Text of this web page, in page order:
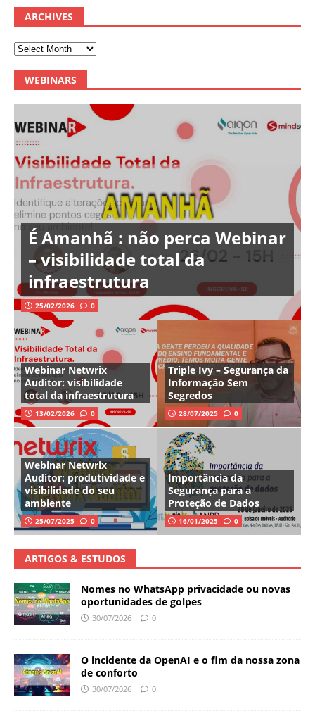
ARCHIVES
WEBINARS
É Amanhã : não perca Webinar
– visibilidade total da
infraestrutura
25/02/2026 0
Webinar Netwrix
Auditor: visibilidade
total da infraestrutura
13/02/2026 0
Triple Ivy – Segurança da
Informação Sem
Segredos
28/07/2025 0
Webinar Netwrix
Auditor: produtividade e
visibilidade do seu
ambiente
25/07/2025 0
Importância da
Segurança para a
Proteção de Dados
16/01/2025 0
ARTIGOS & ESTUDOS
Nomes no WhatsApp privacidade ou novas
oportunidades de golpes
30/07/2026 0
O incidente da OpenAI e o fim da nossa zona
de conforto
30/07/2026 0